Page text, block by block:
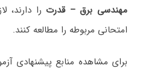
ﻣﻬﻨﺪسی ﺑﺮق – ﻗﺪرترا دارند،
امتحانی مربوطه را مطالعه کنند.
برای مشاهده منابع پیشنهادی